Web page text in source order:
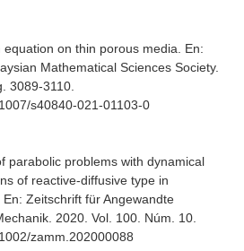
on thin porous media. En:
Mathematical Sciences Society.
3089-3110.
s40840-021-01103-0
parabolic problems with dynamical
of reactive-diffusive type in
En: Zeitschrift für Angewandte
. 2020. Vol. 100. Núm. 10.
zamm.202000088